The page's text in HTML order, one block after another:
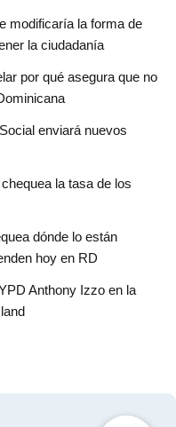
modificaría la forma de
la ciudadanía
por qué asegura que no
enviará nuevos
la tasa de los
dónde lo están
hoy en RD
Anthony Izzo en la